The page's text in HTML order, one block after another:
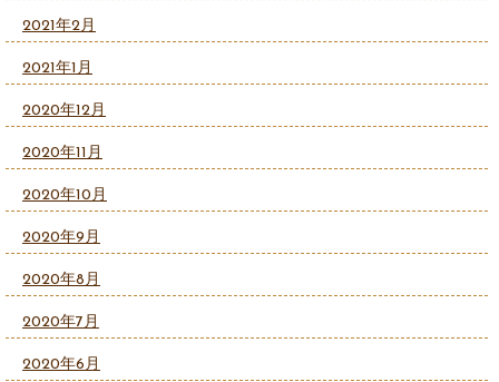
2021年2月
2021年1月
2020年12月
2020年11月
2020年10月
2020年9月
2020年8月
2020年7月
2020年6月